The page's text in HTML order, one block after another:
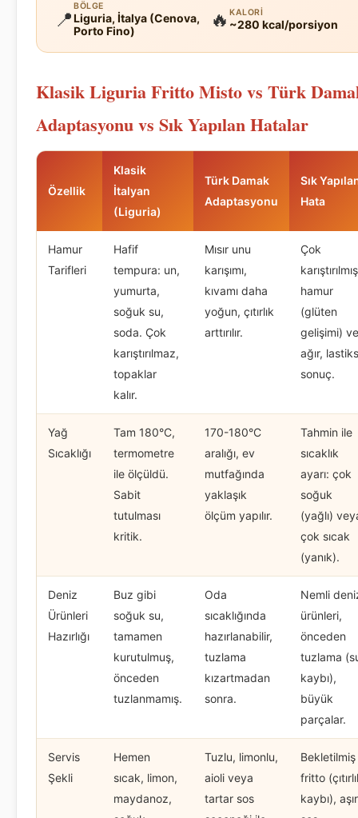
📍
BÖLGE
Liguria, İtalya (Cenova,
Porto Fino)
🔥 KALORI
~280 kcal/porsiyon
Klasik Liguria Fritto Misto vs Türk
Adaptasyonu vs Sık Yapılan Hatalar
Özellik
Klasik
İtalyan
(Liguria)
Türk Damak
Adaptasyonu
Sık
Hata
Hamur
Tarifleri
Hafif
tempura: un,
yumurta,
soğuk su,
soda. Çok
karıştırılmaz,
topaklar
kalır.
Mısır unu
karışımı,
kıvamı daha
yoğun, çıtırlık
arttırılır.
Çok
karıştırılmış
hamur
(glüten
gelişimi) ve
ağır,
sonuç.
Yağ
Sıcaklığı
Tam 180°C,
termometre
ile ölçüldü.
Sabit
tutulması
kritik.
170-180°C
aralığı, ev
mutfağında
yaklaşık
ölçüm yapılır.
Tahmin ile
sıcaklık
ayarı: çok
soğuk
(yağlı)
çok sıcak
(yanık).
Deniz
Ürünleri
Hazırlığı
Buz gibi
soğuk su,
tamamen
kurutulmuş,
önceden
tuzlanmamış.
Oda
sıcaklığında
hazırlanabilir,
tuzlama
kızartmadan
sonra.
Nemli
ürünleri,
önceden
tuzlama
kaybı),
büyük
parçalar.
Servis
Şekli
Hemen
sıcak, limon,
maydanoz,
Tuzlu, limonlu,
aioli veya
tartar sos
Bekletilmiş
fritto
kaybı),